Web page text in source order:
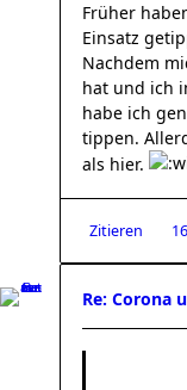
Früher
Einsatz
Nachdem
hat und ich
habe ich
tippen.
als hier.
Zitieren
Re: Corona